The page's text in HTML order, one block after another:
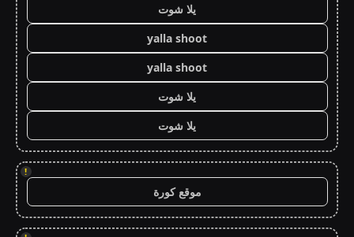
يلا شوت
yalla shoot
yalla shoot
يلا شوت
يلا شوت
!
موقع كورة